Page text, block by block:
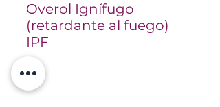
Overol Ignífugo
(retardante al fuego)
IPF